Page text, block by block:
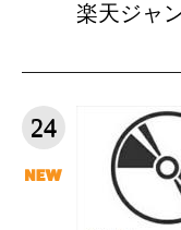
楽天ジャ
24